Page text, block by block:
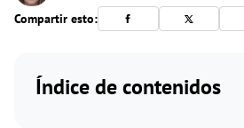
Compartir esto:
Índice de contenidos